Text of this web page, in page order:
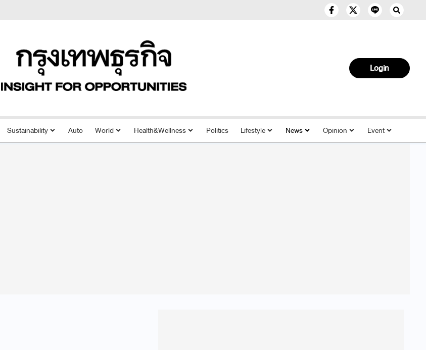
Login
Sustainability Auto World Health&Wellness Politics Lifestyle News Opinion Event